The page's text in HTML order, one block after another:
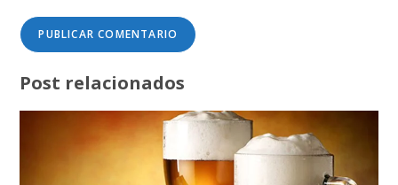
Post relacionados